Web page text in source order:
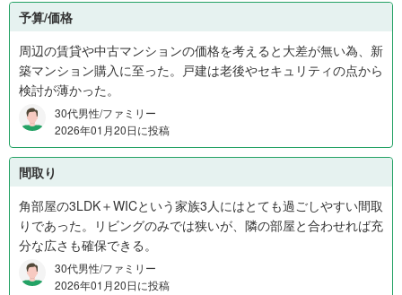
1
,
0
円
0
%
、
予算/価格
周辺の賃貸や中古マンションの価格を考えると大差が無い為、新
築マンション購入に至った。戸建は老後やセキュリティの点から
検討が薄かった。
30代男性/ファミリー
2026年01月20日に投稿
間取り
角部屋の3LDK＋WICという家族3人にはとても過ごしやすい間取
りであった。リビングのみでは狭いが、隣の部屋と合わせれば充
分な広さも確保できる。
30代男性/ファミリー
2026年01月20日に投稿